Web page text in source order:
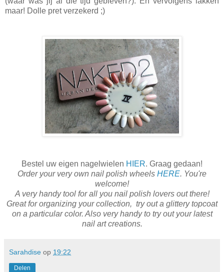
maar! Dolle pret verzekerd ;)
Bestel uw eigen nagelwielen HIER. Graag gedaan!
Order your very own nail polish wheels HERE. You're
welcome!
A very handy tool for all you nail polish lovers out there!
Great for organizing your collection, try out a glittery topcoat
on a particular color. Also very handy to try out your latest
nail art creations.
Sarahdise op 19:22
Delen